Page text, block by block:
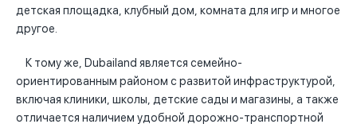
детская площадка, клубный дом, комната для игр и многое
другое.
К тому же, Dubailand является семейно-
ориентированным районом с развитой инфраструктурой,
включая клиники, школы, детские сады и магазины, а также
отличается наличием удобной дорожно-транспортной